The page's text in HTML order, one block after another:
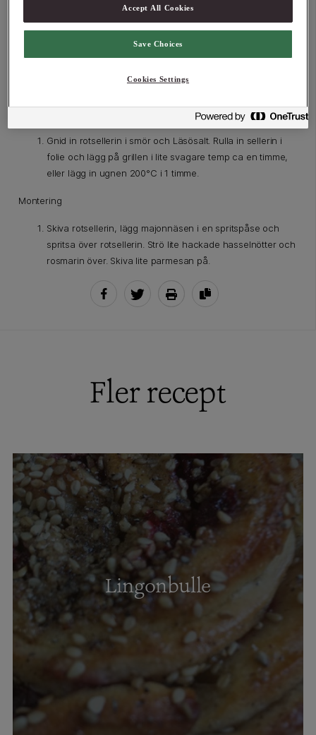
Smaksätt med salt och peppar.
Gnid in rotsellerin i smör och Läsösalt. Rulla in sellerin i
folie och lägg på grillen i lite svagare temp ca en timme,
eller lägg in ugnen 200°C i 1 timme.
Montering
Skiva rotsellerin, lägg majonnäsen i en spritspåse och
spritsa över rotsellerin. Strö lite hackade hasselnötter och
rosmarin över. Skiva lite parmesan på.
Fler recept
Lingonbulle
Accept All Cookies
Save Choices
Cookies Settings